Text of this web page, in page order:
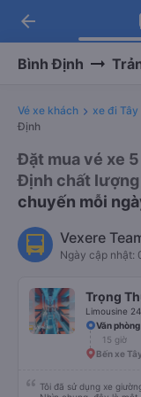
-
arrow_back
Bình Định
Vé xe khách xe đi
Định
Đặt mua vé xe
Định chất lượng
chuyến mỗi
Vexere
Ngày cập nhật:
Trọng
Limousine
Văn
15 giờ
Bến xe
Tôi đã sử dụng xe